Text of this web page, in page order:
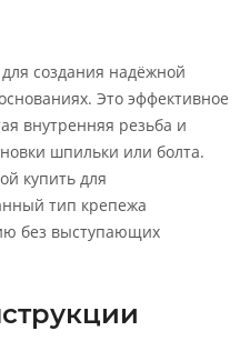
создания надёжной
Это эффективное
внутренняя резьба и
шпильки или болта.
купить для
тип крепежа
без выступающих